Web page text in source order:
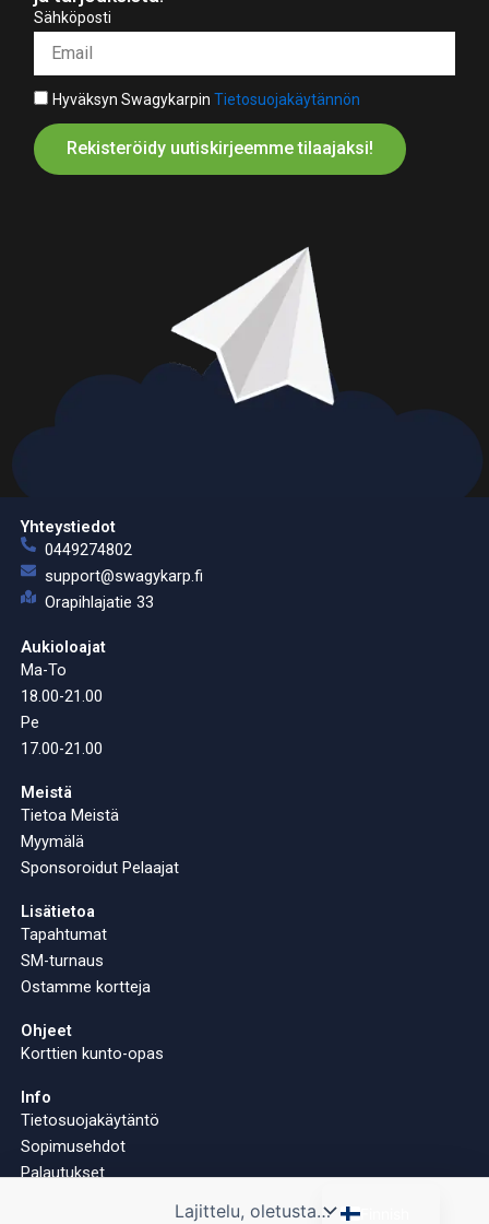
Sähköposti
Hyväksyn SwagykarpinTietosuojakäytännön
Rekisteröidy uutiskirjeemme tilaajaksi!
Yhteystiedot
0449274802
support@swagykarp.fi
Orapihlajatie 33
Aukioloajat
Ma-To
18.00-21.00
Pe
17.00-21.00
Meistä
Tietoa Meistä
Myymälä
Sponsoroidut Pelaajat
Lisätietoa
Tapahtumat
SM-turnaus
Ostamme kortteja
Ohjeet
Korttien kunto-opas
Info
Tietosuojakäytäntö
Sopimusehdot
Palautukset
English